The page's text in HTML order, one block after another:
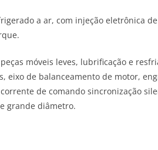
a ar, com injeção eletrônica
móveis leves, lubrificação e
eixo de balanceamento de motor,
de comando sincronização
grande diâmetro.